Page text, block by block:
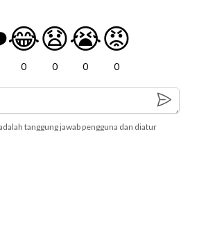
😂
0
😧
0
😭
0
😡
0
tanggung jawab pengguna dan diatur